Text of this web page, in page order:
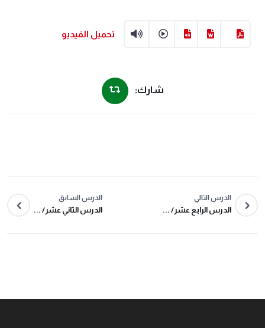
تحميل الفيديو
شارك:
الدرس التالي
الدرس الرابع عشر/ ...
الدرس السابق
الدرس الثاني عشر/ ...